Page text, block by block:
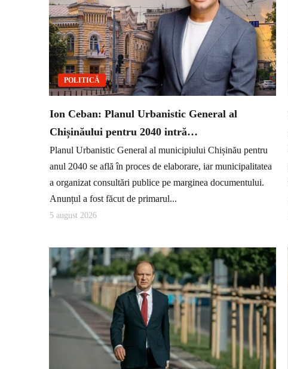
POLITICĂ
Ion Ceban: Planul Urbanistic General al
Chișinăului pentru 2040 intră…
Planul Urbanistic General al municipiului Chișinău pentru
anul 2040 se află în proces de elaborare, iar municipalitatea
a organizat consultări publice pe marginea documentului.
Anunțul a fost făcut de primarul...
5 august 2026